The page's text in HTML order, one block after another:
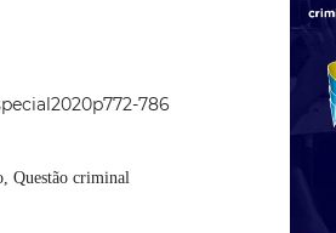
786
Questão criminal